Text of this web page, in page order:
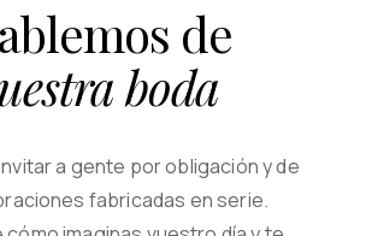
de
boda
a gente por obligación y de
fabricadas en serie.